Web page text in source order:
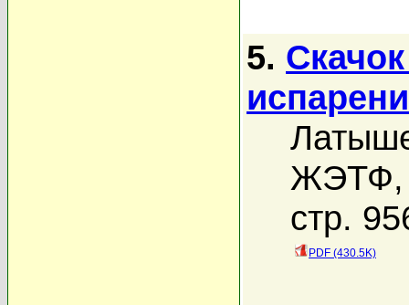
5.
ЖЭТФ,
стр.
PDF (430.5K)